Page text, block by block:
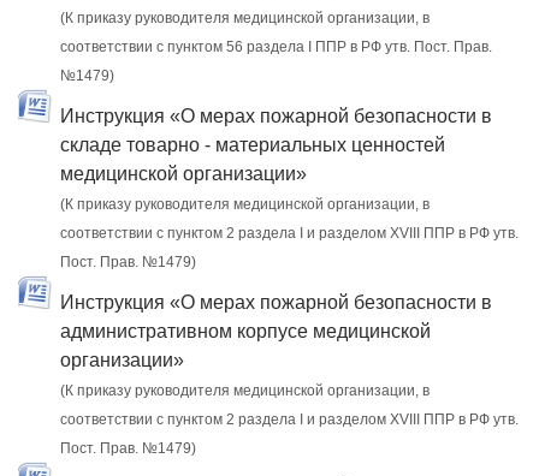
(К приказу руководителя медицинской организации, в
соответствии с пунктом 56 раздела I ППР в РФ утв. Пост. Прав.
№1479)
Инструкция «О мерах пожарной безопасности в
складе товарно - материальных ценностей
медицинской организации»
(К приказу руководителя медицинской организации, в
соответствии с пунктом 2 раздела I и разделом XVIII ППР в РФ утв.
Пост. Прав. №1479)
Инструкция «О мерах пожарной безопасности в
административном корпусе медицинской
организации»
(К приказу руководителя медицинской организации, в
соответствии с пунктом 2 раздела I и разделом XVIII ППР в РФ утв.
Пост. Прав. №1479)